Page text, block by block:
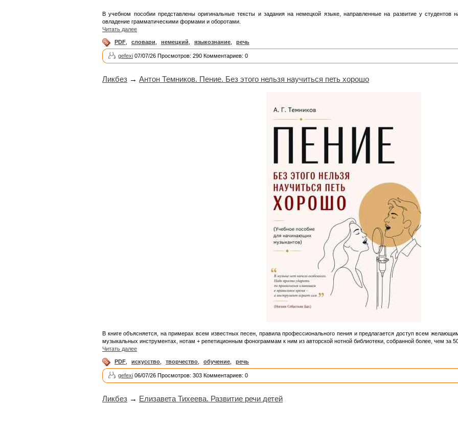
В учебном пособии представлены оригинальные тексты и задания на немецкой языке, направленные на развитие у студентов
овладение грамматическими формами и оборотами.
Читать далее
PDF словари немецкий языкознание речь
gefexi 07/07/26 Просмотров: 290 Комментариев: 0
Ликбез → Антон Темников. Пение. Без этого нельзя научиться петь хорошо
В книге объясняется, на примерах всем известных песен, правила профессионального пения и предлагается доступ всем
музыкальных инструментах, нотам + репетиционным фонограммам к ним из авторской нотной библиотеки, собранной более, чем за
Читать далее
PDF искусство творчество обучение речь
gefexi 06/07/26 Просмотров: 303 Комментариев: 0
Ликбез → Елизавета Тихеева. Развитие речи детей